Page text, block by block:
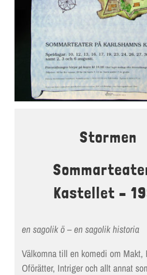
LOKALER
Stormen
Kastellet –
en sagolik ö – en sagolik historia
Välkomna till en komedi om Makt,
Oförätter, Intriger och allt annat